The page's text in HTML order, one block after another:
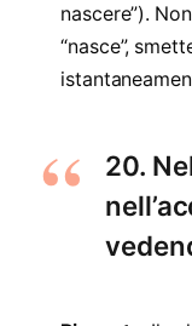
nascere”).
“nasce”,
20.